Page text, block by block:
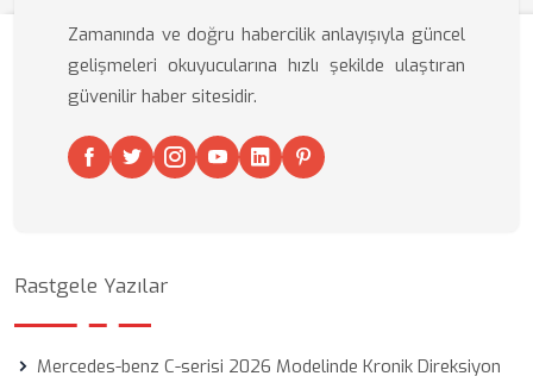
Zamanında ve doğru habercilik anlayışıyla güncel
gelişmeleri okuyucularına hızlı şekilde ulaştıran
güvenilir haber sitesidir.
Rastgele Yazılar
Mercedes-benz C-serisi 2026 Modelinde Kronik Direksiyon